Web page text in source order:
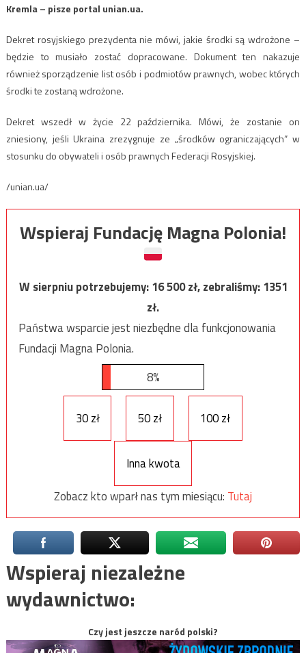
Kremla – pisze portal unian.ua.
Dekret rosyjskiego prezydenta nie mówi, jakie środki są wdrożone –
będzie to musiało zostać dopracowane. Dokument ten nakazuje
również sporządzenie list osób i podmiotów prawnych, wobec których
środki te zostaną wdrożone.
Dekret wszedł w życie 22 października. Mówi, że zostanie on
zniesiony, jeśli Ukraina zrezygnuje ze „środków ograniczających” w
stosunku do obywateli i osób prawnych Federacji Rosyjskiej.
/unian.ua/
Wspieraj Fundację Magna Polonia!
W sierpniu potrzebujemy:16 500zł, zebraliśmy:1351
zł.
Państwa wsparcie jest niezbędne dla funkcjonowania
Fundacji Magna Polonia.
8%
30 zł 50 zł 100 zł
Inna kwota
Zobacz kto wparł nas tym miesiącu: Tutaj
Wspieraj niezależne
wydawnictwo:
Czy jest jeszcze naród polski?